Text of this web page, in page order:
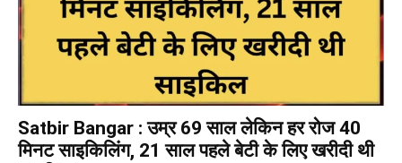
Satbir Bangar : उम्र 69 साल लेकिन हर रोज 40
मिनट साइकिलिंग, 21 साल पहले बेटी के लिए खरीदी थी